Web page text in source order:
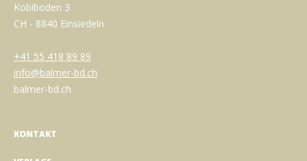
Kobiboden 3
CH - 8840 Einsiedeln
+41 55 418 89 89
info@balmer-bd.ch
balmer-bd.ch
KONTAKT